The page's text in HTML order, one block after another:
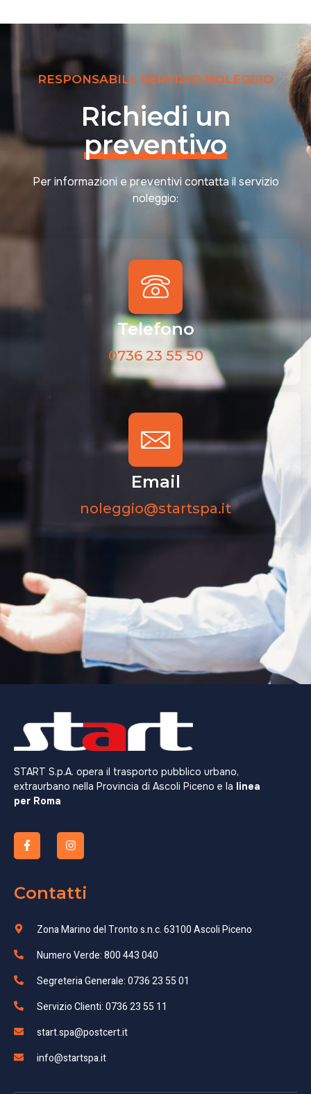
RESPONSABILE SERVIZIO NOLEGGIO
Richiedi un
preventivo
Per informazioni e preventivi contatta il servizio
noleggio:
Telefono
0736 23 55 50
Email
noleggio@startspa.it
START S.p.A. opera il trasporto pubblico urbano,
extraurbano nella Provincia di Ascoli Piceno e la linea
per Roma
Contatti
Zona Marino del Tronto s.n.c. 63100 Ascoli Piceno
Numero Verde: 800 443 040
Segreteria Generale: 0736 23 55 01
Servizio Clienti: 0736 23 55 11
start.spa@postcert.it
info@startspa.it